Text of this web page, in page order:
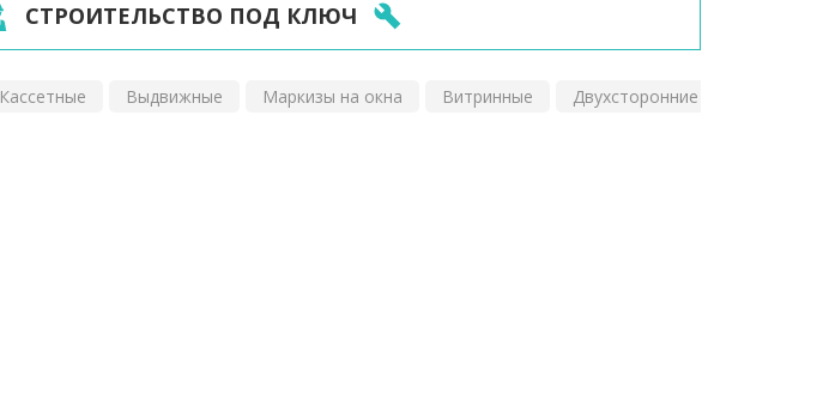
СТРОИТЕЛЬСТВО ПОД КЛЮЧ
Кассетные Выдвижные Маркизы на окна Витринные Двухсторонние